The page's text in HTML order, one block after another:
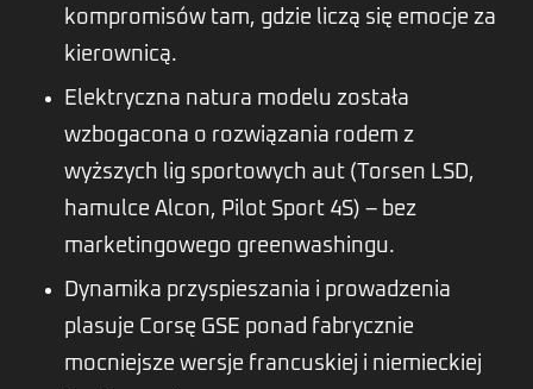
kompromisów tam, gdzie liczą się emocje za
kierownicą.
Elektryczna natura modelu została
wzbogacona o rozwiązania rodem z
wyższych lig sportowych aut (Torsen LSD,
hamulce Alcon, Pilot Sport 4S) – bez
marketingowego greenwashingu.
Dynamika przyspieszania i prowadzenia
plasuje Corsę GSE ponad fabrycznie
mocniejsze wersje francuskiej i niemieckiej